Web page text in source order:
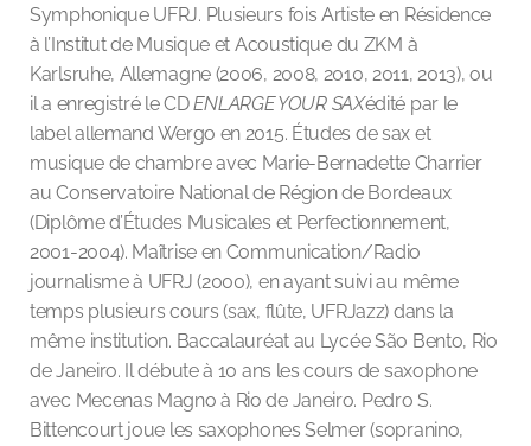
Symphonique UFRJ. Plusieurs fois Artiste en Résidence
à l’Institut de Musique et Acoustique du ZKM à
Karlsruhe, Allemagne (2006, 2008, 2010, 2011, 2013), ou
il a enregistré le CDENLARGE YOUR SAXédité par le
label allemand Wergo en 2015. Études de sax et
musique de chambre avec Marie-Bernadette Charrier
au Conservatoire National de Région de Bordeaux
(Diplôme d’Études Musicales et Perfectionnement,
2001-2004). Maîtrise en Communication/Radio
journalisme à UFRJ (2000), en ayant suivi au même
temps plusieurs cours (sax, flûte, UFRJazz) dans la
même institution. Baccalauréat au Lycée São Bento, Rio
de Janeiro. Il débute à 10 ans les cours de saxophone
avec Mecenas Magno à Rio de Janeiro. Pedro S.
Bittencourt joue les saxophones Selmer (sopranino,